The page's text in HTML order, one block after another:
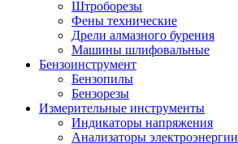
Штроборезы
Фены технические
Дрели алмазного бурения
Машины шлифовальные
Бензоинструмент
Бензопилы
Бензорезы
Измерительные инструменты
Индикаторы напряжения
Анализаторы электроэнергии